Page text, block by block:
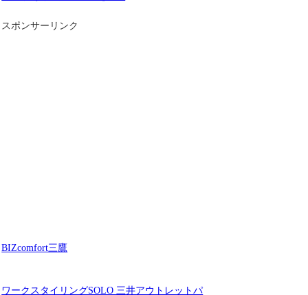
スポンサーリンク
BIZcomfort三鷹
ワークスタイリングSOLO 三井アウトレットパ